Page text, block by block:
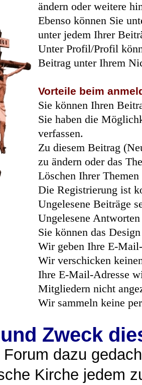
ändern oder weitere
Ebenso können Sie
unter jedem Ihrer
Unter Profil/Profil
Beitrag unter Ihrem
Vorteile beim
Sie können Ihren
Sie haben die
verfassen.
Zu diesem Beitrag
zu ändern oder das
Löschen Ihrer
Die Registrierung ist
Ungelesene Beiträge
Ungelesene
Sie können das
Wir geben Ihre E-
Wir verschicken
Ihre E-Mail-Adresse
Mitgliedern nicht
Wir sammeln keine
Zweck
Forum dazu
Kirche jedem